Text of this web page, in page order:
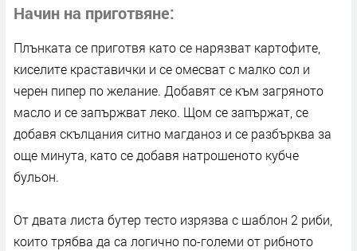
Начин на приготвяне
Плънката се приготвя като се нарязват картофите,
киселите краставички и се омесват с малко сол и
черен пипер по желание. Добавят се към загряното
масло и се запържват леко. Щом се запържат, се
добавя скълцания ситно магданоз и се разбърква за
още минута, като се добавя натрошеното кубче
бульон.
От двата листа бутер тесто изрязва с шаблон 2 риби,
които трябва да са логично по-големи от рибното